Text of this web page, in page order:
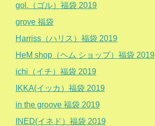
gol.（ゴル）福袋 2019
grove 福袋
Harriss（ハリス）福袋 2019
HeM shop（ヘム ショップ）福袋 2019
ichi（イチ）福袋 2019
IKKA(イッカ）福袋 2019
in the groove 福袋 2019
INED(イネド）福袋 2019